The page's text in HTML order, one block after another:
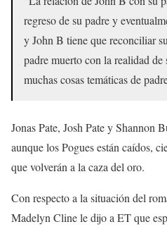
regreso de su padre y
y John B tiene que reconciliar
padre muerto con la realidad
muchas cosas temáticas de
Jonas Pate, Josh Pate y Shannon
aunque los Pogues están caídos,
que volverán a la caza del oro.
Con respecto a la situación del
Madelyn Cline le dijo a ET que